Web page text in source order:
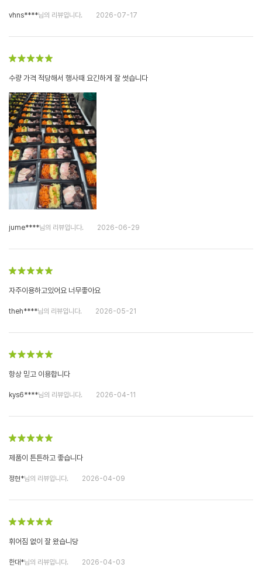
vhns****님의 리뷰입니다. 2026-07-17
수량 가격 적당해서 행사때 요긴하게 잘 썻습니다
jume****님의 리뷰입니다. 2026-06-29
자주이용하고있어요 너무좋아요
theh****님의 리뷰입니다. 2026-05-21
항상 믿고 이용합니다
kys6****님의 리뷰입니다. 2026-04-11
제품이 튼튼하고 좋습니다
정현*님의 리뷰입니다. 2026-04-09
휘어짐 없이 잘 왔습니당
한대*님의 리뷰입니다. 2026-04-03